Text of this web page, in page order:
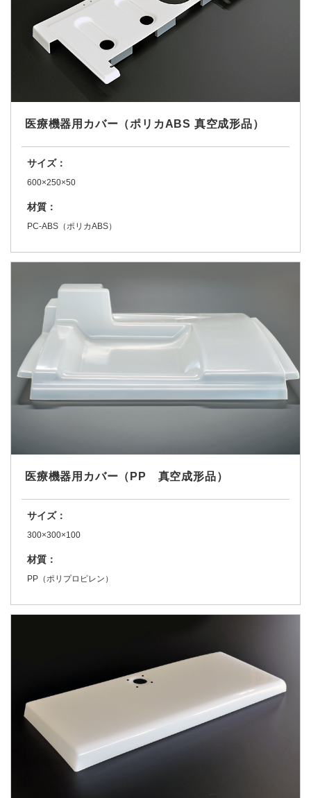
医療機器用カバー（ポリカABS 真空成形品）
サイズ：
600×250×50
材質：
PC-ABS（ポリカABS）
医療機器用カバー（PP 真空成形品）
サイズ：
300×300×100
材質：
PP（ポリプロピレン）